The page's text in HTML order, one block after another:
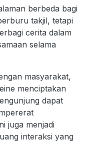
berbeda bagi
takjil, tetapi
cerita dalam
selama
masyarakat,
menciptakan
dapat
juga menjadi
interaksi yang